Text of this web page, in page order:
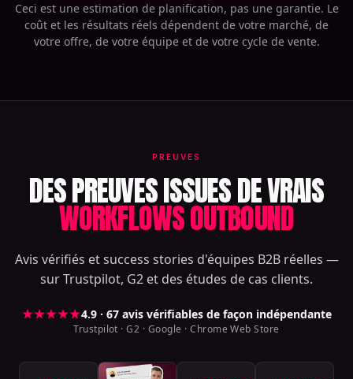
Ceci est une estimation de planification, pas une garantie. Le
coût et les résultats réels dépendent de votre marché, de
votre offre, de votre équipe et de votre cycle de vente.
PREUVES
DES PREUVES ISSUES DE VRAIS
WORKFLOWS OUTBOUND
Avis vérifiés et success stories d'équipes B2B réelles —
sur Trustpilot, G2 et des études de cas clients.
★★★★★4.9 · 67 avis vérifiables de façon indépendante
Trustpilot · G2 · Google · Chrome Web Store